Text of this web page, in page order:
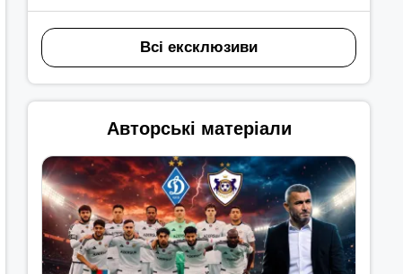
Всі ексклюзиви
Авторські матеріали